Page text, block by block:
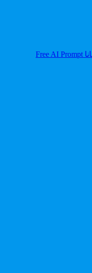
مولد أوامر الذكاء الاصطناعي مجانا Free AI Prompt